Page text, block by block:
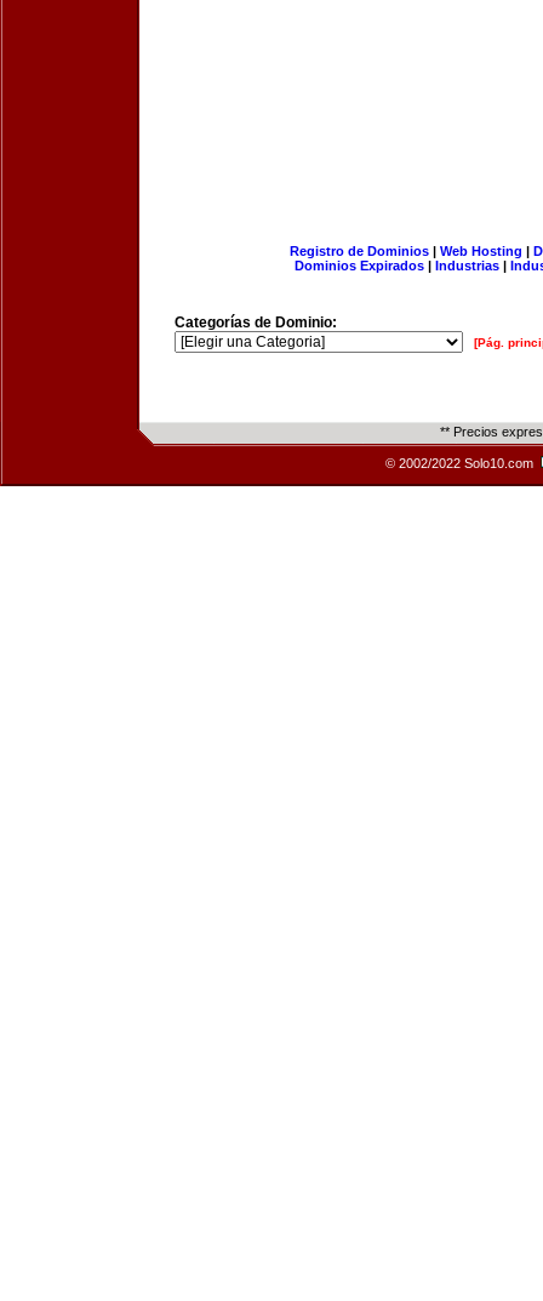
Registro de Dominios| Web Hosting |
Dominios Expirados | Industrias |
Categorías de Dominio:
[Pág.
** Precios
© 2002/2022 Solo10.com